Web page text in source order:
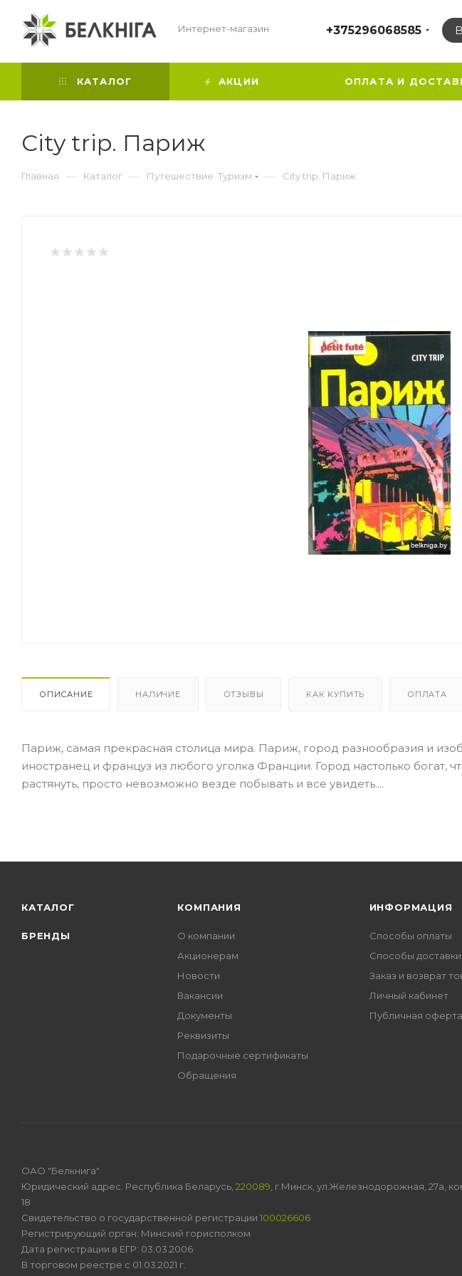
Интернет-магазин +375296068585
КАТАЛОГ АКЦИИ ОПЛАТА И
City trip. Париж
Главная — Каталог — Путешествие. Туризм — City trip. Париж
ОПИСАНИЕ НАЛИЧИЕ ОТЗЫВЫ КАК КУПИТЬ ОПЛАТА
Париж, самая прекрасная столица мира. Париж, город разнообразия и
иностранец и француз из любого уголка Франции. Город настолько богат,
растянуть, просто невозможно везде побывать и все увидеть....
КАТАЛОГ
БРЕНДЫ
КОМПАНИЯ
О компании
Акционерам
Новости
Вакансии
Документы
Реквизиты
Подарочные сертификаты
Обращения
ИНФОРМАЦИЯ
Способы оплаты
Способы доставки
Заказ и возврат
Личный кабинет
Публичная оферта
ОАО "Белкнига"
Юридический адрес: Республика Беларусь, 220089 , г.Минск, ул.Железнодорожная, 27а,
18
Свидетельство о государственной регистрации 100026606
Регистрирующий орган: Минский горисполком
Дата регистрации в ЕГР: 03.03.2006
В торговом реестре с 01.03.2021 г.